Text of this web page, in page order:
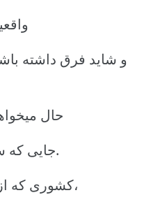
و شاید فرق داشته
حال
جایی که سه سال به آن میگفتم خانه.
کشوری که از دور به نظر ترسناک میآید،